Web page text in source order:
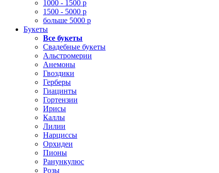
1000 - 1500 р
1500 - 5000 р
больше 5000 р
Букеты
Все букеты
Свадебные букеты
Альстромерии
Анемоны
Гвоздики
Герберы
Гиацинты
Гортензии
Ирисы
Каллы
Лилии
Нарциссы
Орхидеи
Пионы
Ранункулюс
Розы